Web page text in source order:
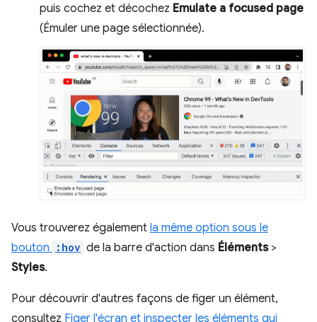
puis cochez et décochez Emulate a focused page
(Émuler une page sélectionnée).
Vous trouverez également la même option sous le
bouton
:hov de la barre d'action dans Éléments>
Styles.
Pour découvrir d'autres façons de figer un élément,
consultez Figer l'écran et inspecter les éléments qui